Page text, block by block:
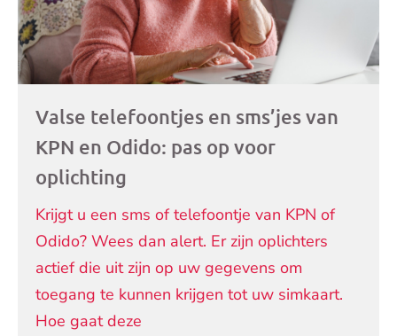
Valse telefoontjes en sms’jes van
KPN en Odido: pas op voor
oplichting
Krijgt u een sms of telefoontje van KPN of
Odido? Wees dan alert. Er zijn oplichters
actief die uit zijn op uw gegevens om
toegang te kunnen krijgen tot uw simkaart.
Hoe gaat deze